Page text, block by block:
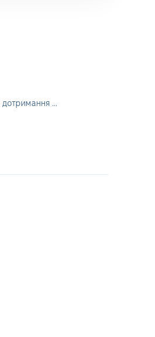
2. Як PeopleForce забезпечує дотримання стандартів безпеки?